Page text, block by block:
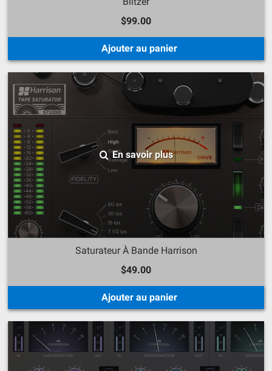
$99.00
Ajouter au panier
En savoir plus
Saturateur À Bande Harrison
$49.00
Ajouter au panier